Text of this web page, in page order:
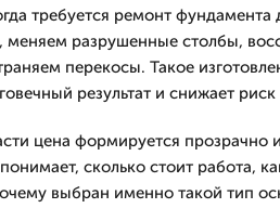
требуется ремонт
меняем разрушенные столбы,
перекосы. Такое
результат и снижает
цена формируется прозрачно
сколько стоит работа,
выбран именно такой тип